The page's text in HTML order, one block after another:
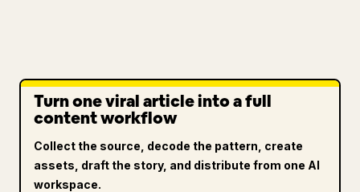
Turn one viral article into a full
content workflow
Collect the source, decode the pattern, create
assets, draft the story, and distribute from one AI
workspace.